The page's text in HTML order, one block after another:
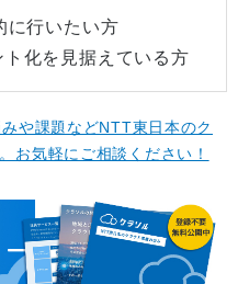
に行いたい方
化を見据えている方
や課題などNTT東日本のク
お気軽にご相談ください！